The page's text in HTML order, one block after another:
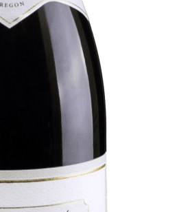
Au coeur du Domaine
À la poursuite de l'Excellence
Conversations en Famille